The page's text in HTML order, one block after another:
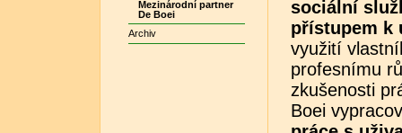
Mezinárodní partner
De Boei
Archiv
sociální
přístupem k
využití
profesnímu
zkušenosti
Boei